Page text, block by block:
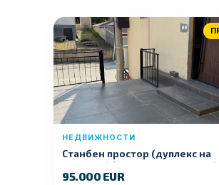
НЕДВИЖНОСТИ
Станбен простор (дуплекс на
продажба) – Ул. Стојан Арсов
Куманово
95.000 EUR